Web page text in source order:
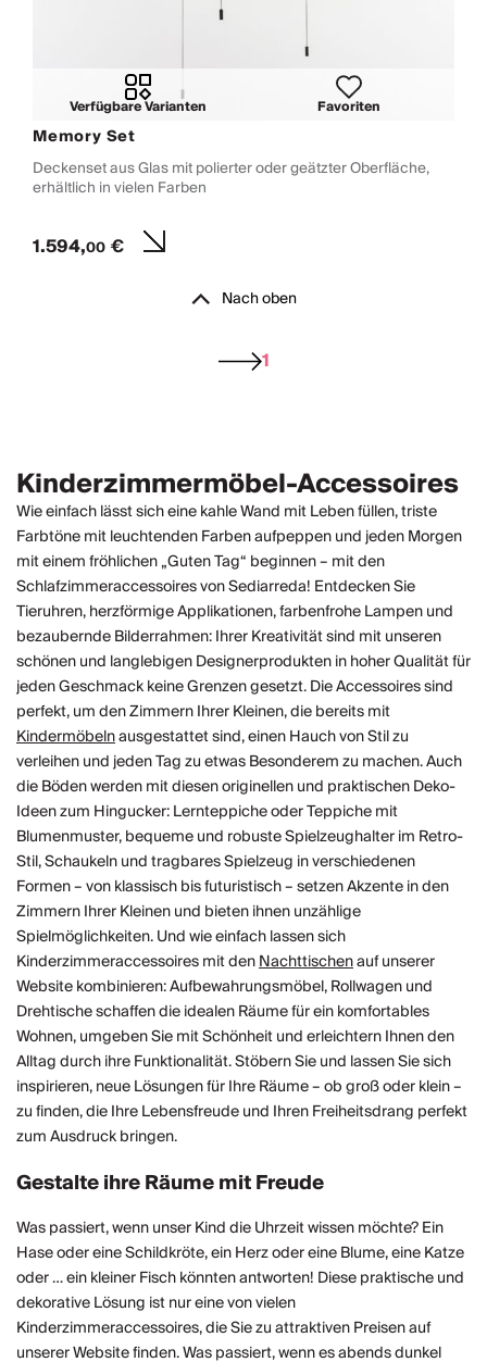
Verfügbare Varianten Favoriten
Memory Set
Deckenset aus Glas mit polierter oder geätzter Oberfläche,
erhältlich in vielen Farben
1.594,00€
Nach oben
1
Kinderzimmermöbel-Accessoires
Wie einfach lässt sich eine kahle Wand mit Leben füllen, triste
Farbtöne mit leuchtenden Farben aufpeppen und jeden Morgen
mit einem fröhlichen „Guten Tag“ beginnen – mit den
Schlafzimmeraccessoires von Sediarreda! Entdecken Sie
Tieruhren, herzförmige Applikationen, farbenfrohe Lampen und
bezaubernde Bilderrahmen: Ihrer Kreativität sind mit unseren
schönen und langlebigen Designerprodukten in hoher Qualität für
jeden Geschmack keine Grenzen gesetzt. Die Accessoires sind
perfekt, um den Zimmern Ihrer Kleinen, die bereits mit
Kindermöbelnausgestattet sind, einen Hauch von Stil zu
verleihen und jeden Tag zu etwas Besonderem zu machen. Auch
die Böden werden mit diesen originellen und praktischen Deko-
Ideen zum Hingucker: Lernteppiche oder Teppiche mit
Blumenmuster, bequeme und robuste Spielzeughalter im Retro-
Stil, Schaukeln und tragbares Spielzeug in verschiedenen
Formen – von klassisch bis futuristisch – setzen Akzente in den
Zimmern Ihrer Kleinen und bieten ihnen unzählige
Spielmöglichkeiten. Und wie einfach lassen sich
Kinderzimmeraccessoires mit denNachttischenauf unserer
Website kombinieren: Aufbewahrungsmöbel, Rollwagen und
Drehtische schaffen die idealen Räume für ein komfortables
Wohnen, umgeben Sie mit Schönheit und erleichtern Ihnen den
Alltag durch ihre Funktionalität. Stöbern Sie und lassen Sie sich
inspirieren, neue Lösungen für Ihre Räume – ob groß oder klein –
zu finden, die Ihre Lebensfreude und Ihren Freiheitsdrang perfekt
zum Ausdruck bringen.
Gestalte ihre Räume mit Freude
Was passiert, wenn unser Kind die Uhrzeit wissen möchte? Ein
Hase oder eine Schildkröte, ein Herz oder eine Blume, eine Katze
oder … ein kleiner Fisch könnten antworten! Diese praktische und
dekorative Lösung ist nur eine von vielen
Kinderzimmeraccessoires, die Sie zu attraktiven Preisen auf
unserer Website finden. Was passiert, wenn es abends dunkel